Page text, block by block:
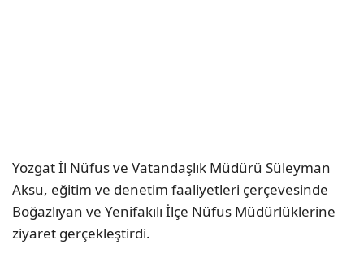
Yozgat İl Nüfus ve Vatandaşlık Müdürü Süleyman
Aksu, eğitim ve denetim faaliyetleri çerçevesinde
Boğazlıyan ve Yenifakılı İlçe Nüfus Müdürlüklerine
ziyaret gerçekleştirdi.